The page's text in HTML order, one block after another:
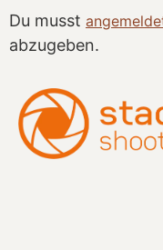
Du musst
abzugeben.